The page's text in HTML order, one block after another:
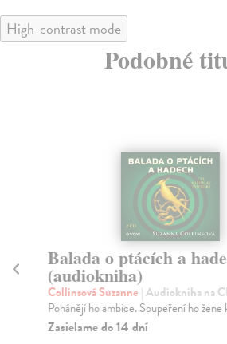
High-contrast mode
Podobné
Balada o ptácích a
(audiokniha)
Collinsová Suzanne | Audiokniha na
Pohánějí ho ambice. Soupeření ho žene
Zasielame do 14 dní